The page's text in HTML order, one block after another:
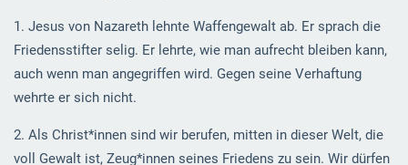
1. Jesus von Nazareth lehnte Waffengewalt ab. Er sprach die
Friedensstifter selig. Er lehrte, wie man aufrecht bleiben kann,
auch wenn man angegriffen wird. Gegen seine Verhaftung
wehrte er sich nicht.
2. Als Christ*innen sind wir berufen, mitten in dieser Welt, die
voll Gewalt ist, Zeug*innen seines Friedens zu sein. Wir dürfen